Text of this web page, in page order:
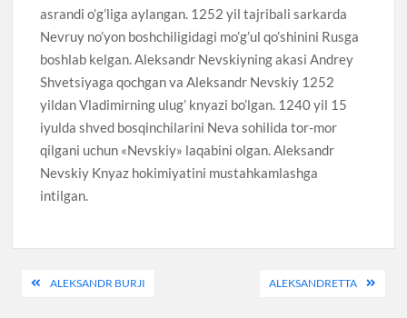
asrandi o’g’liga aylangan. 1252 yil tajribali sarkarda
Nevruy no’yon boshchiligidagi mo’g’ul qo’shinini Rusga
boshlab kelgan. Aleksandr Nevskiyning akasi Andrey
Shvetsiyaga qochgan va Aleksandr Nevskiy 1252
yildan Vladimirning ulug’ knyazi bo’lgan. 1240 yil 15
iyulda shved bosqinchilarini Neva sohilida tor-mor
qilgani uchun «Nevskiy» laqabini olgan. Aleksandr
Nevskiy Knyaz hokimiyatini mustahkamlashga
intilgan.
PostALEKSANDR BURJI ALEKSANDRETTA